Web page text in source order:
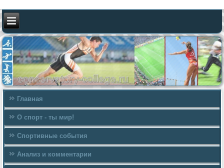
Главная
О спорт - ты мир!
Спортивные события
Анализ и комментарии